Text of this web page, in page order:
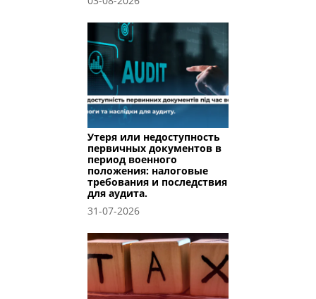
Утеря или недоступность
первичных документов в
период военного
положения: налоговые
требования и последствия
для аудита.
31-07-2026